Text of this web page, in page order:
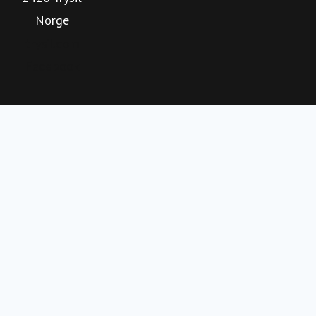
med en offensiv satsning på å videreutvikle Trysil som
Norge